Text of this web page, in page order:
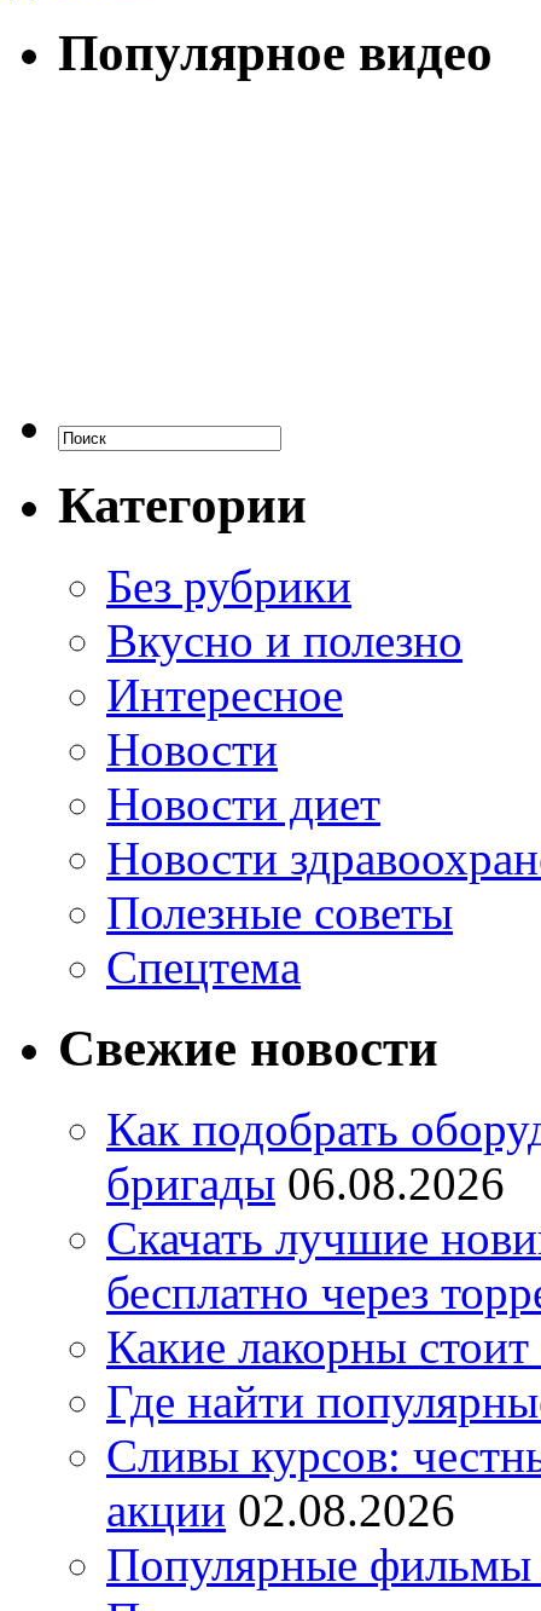
Популярное видео
Категории
Без рубрики
Вкусно и полезно
Интересное
Новости
Новости диет
Новости
Полезные советы
Спецтема
Свежие новости
Как подобрать
бригады 06.08.2026
Скачать лучшие
бесплатно через
Какие лакорны стоит
Где найти
Сливы курсов:
акции 02.08.2026
Популярные фильмы